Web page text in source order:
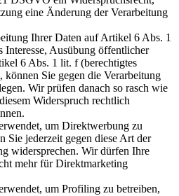
eine Änderung der Verarbeitung
Ihrer Daten auf Artikel 6 Abs. 1
Interesse, Ausübung öffentlicher
6 Abs. 1 lit. f (berechtigtes
können Sie gegen die Verarbeitung
Wir prüfen danach so rasch wie
Widerspruch rechtlich
um Direktwerbung zu
Sie jederzeit gegen diese Art der
widersprechen. Wir dürfen Ihre
mehr für Direktmarketing
um Profiling zu betreiben,